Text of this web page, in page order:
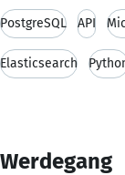
PostgreSQL API
Elasticsearch
Werdegang